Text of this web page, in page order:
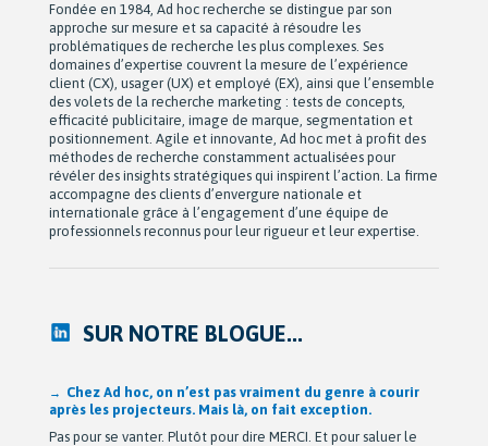
Fondée en 1984, Ad hoc recherche se distingue par son
approche sur mesure et sa capacité à résoudre les
problématiques de recherche les plus complexes. Ses
domaines d’expertise couvrent la mesure de l’expérience
client (CX), usager (UX) et employé (EX), ainsi que l’ensemble
des volets de la recherche marketing : tests de concepts,
efficacité publicitaire, image de marque, segmentation et
positionnement. Agile et innovante, Ad hoc met à profit des
méthodes de recherche constamment actualisées pour
révéler des insights stratégiques qui inspirent l’action. La firme
accompagne des clients d’envergure nationale et
internationale grâce à l’engagement d’une équipe de
professionnels reconnus pour leur rigueur et leur expertise.
SUR NOTRE BLOGUE...
Après 42 ans à bâtir Ad hoc recherche avec passion,
Michel Berne et Stéphan Harris amorcent une nouvelle
étape bien méritée : la retraite.